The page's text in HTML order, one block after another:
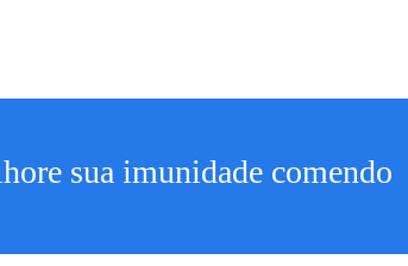
sua imunidade comendo